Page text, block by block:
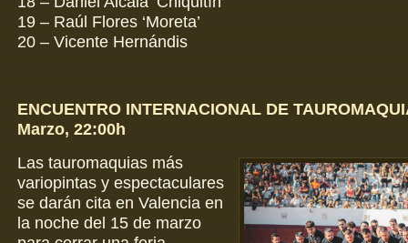
19 – Raúl Flores ‘Moreta’
20 – Vicente Hernándis
ENCUENTRO INTERNACIONAL DE
Marzo, 22:00h
Las tauromaquias más
variopintas y espectaculares
se darán cita en Valencia en
la noche del 15 de marzo